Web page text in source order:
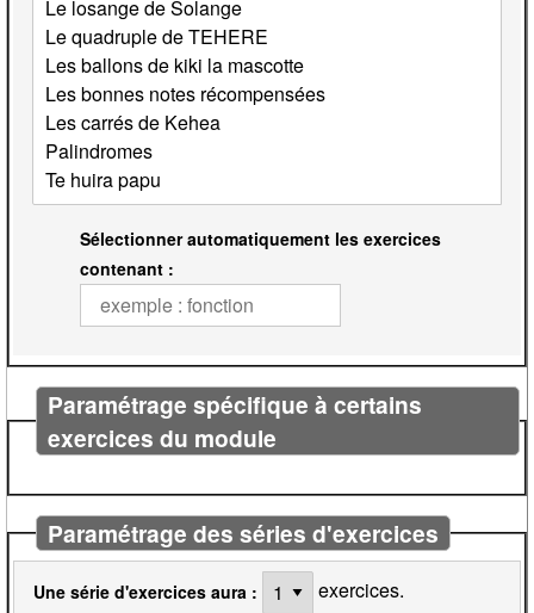
Sélectionner automatiquement les exercices
contenant :
Paramétrage spécifique à certains
exercices du module
Paramétrage des séries d'exercices
Une série d'exercices aura : exercices.